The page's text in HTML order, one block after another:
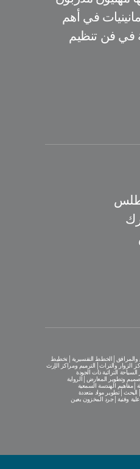
في أهم
في فن تنظيم
والمرافق│الخطط التفسيرية│تخطيط
الزوار والتراث│الترميم ومراكز الإرث
التراثية ذات الجودة
وتطوير المعارض│الرواية
الهندسة السمعية
مواد متعددة
وفنية│جرد المخزون بعين